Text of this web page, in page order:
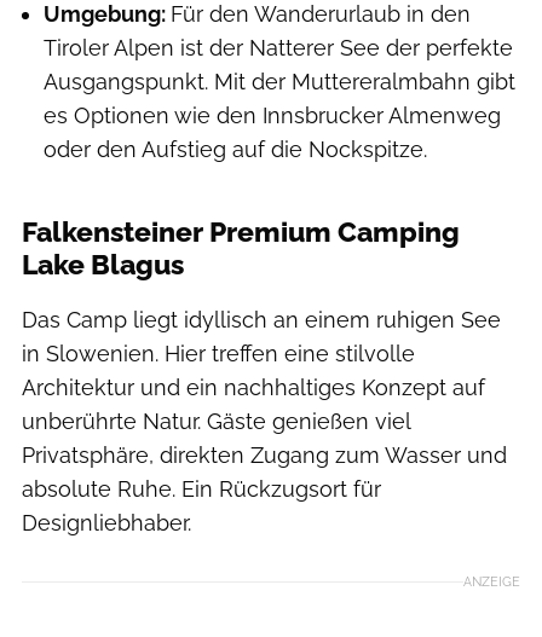
Umgebung: Für den Wanderurlaub in den
Tiroler Alpen ist der Natterer See der perfekte
Ausgangspunkt. Mit der Muttereralmbahn gibt
es Optionen wie den Innsbrucker Almenweg
oder den Aufstieg auf die Nockspitze.
Falkensteiner Premium Camping
Lake Blagus
Das Camp liegt idyllisch an einem ruhigen See
in Slowenien. Hier treffen eine stilvolle
Architektur und ein nachhaltiges Konzept auf
unberührte Natur. Gäste genießen viel
Privatsphäre, direkten Zugang zum Wasser und
absolute Ruhe. Ein Rückzugsort für
Designliebhaber.
ANZEIGE